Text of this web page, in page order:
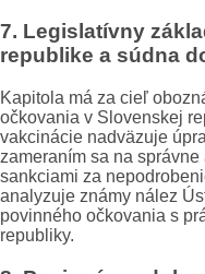
7. Legislatívny
republike a súdna
Kapitola má za cieľ
očkovania v Slovenskej
vakcinácie nadväzuje
zameraním sa na
sankciami za
analyzuje známy nález
povinného očkovania s
republiky.